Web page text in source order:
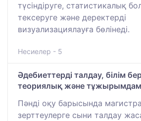
түсіндіруге, статистикалық
тексеруге және деректерді
визуализациялауға бөлінеді.
Несиелер - 5
Әдебиеттерді талдау, білім
теориялық және
Пәнді оқу барысында
зерттеулерге сыни талдау